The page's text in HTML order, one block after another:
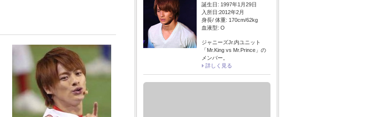
誕生日: 1997年1月29日
入所日:2012年2月
身長/ 体重: 170cm/62kg
血液型: O
ジャニーズJr.内ユニット
「Mr.King vs Mr.Prince」の
メンバー。
詳しく見る